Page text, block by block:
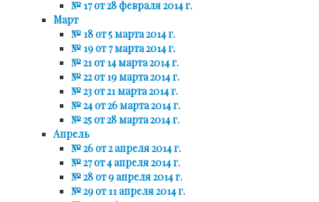
№ 17 от 28 февраля 2014 г.
Март
№ 18 от 5 марта 2014 г.
№ 19 от 7 марта 2014 г.
№ 21 от 14 марта 2014 г.
№ 22 от 19 марта 2014 г.
№ 23 от 21 марта 2014 г.
№ 24 от 26 марта 2014 г.
№ 25 от 28 марта 2014 г.
Апрель
№ 26 от 2 апреля 2014 г.
№ 27 от 4 апреля 2014 г.
№ 28 от 9 апреля 2014 г.
№ 29 от 11 апреля 2014 г.